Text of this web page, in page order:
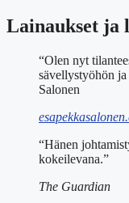
Lainaukset ja
“Olen nyt
sävellystyöhön
Salonen
“Hänen
kokeilevana.”
The Guardian